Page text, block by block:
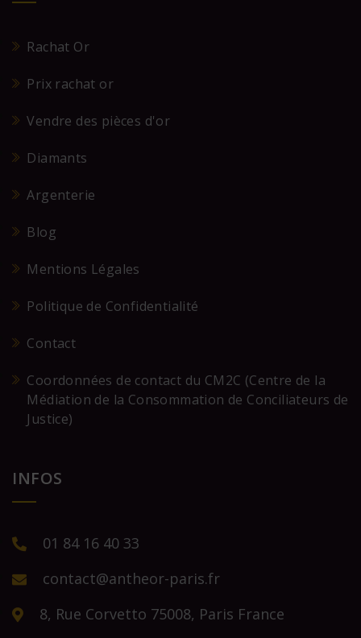
Rachat Or
Prix rachat or
Vendre des pièces d'or
Diamants
Argenterie
Blog
Mentions Légales
Politique de Confidentialité
Contact
Coordonnées de contact du CM2C (Centre de la
Médiation de la Consommation de Conciliateurs de
Justice)
INFOS
01 84 16 40 33
contact@antheor-paris.fr
8, Rue Corvetto 75008, Paris France